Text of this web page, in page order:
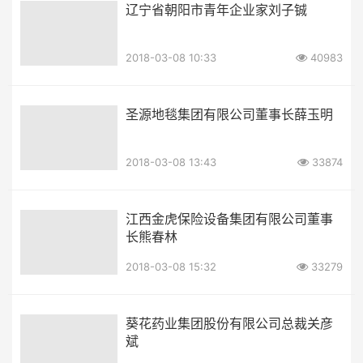
辽宁省朝阳市青年企业家刘子铖
2018-03-08 10:33 40983
圣源地毯集团有限公司董事长薛玉明
2018-03-08 13:43 33874
江西金虎保险设备集团有限公司董事
长熊春林
2018-03-08 15:32 33279
葵花药业集团股份有限公司总裁关彦
斌